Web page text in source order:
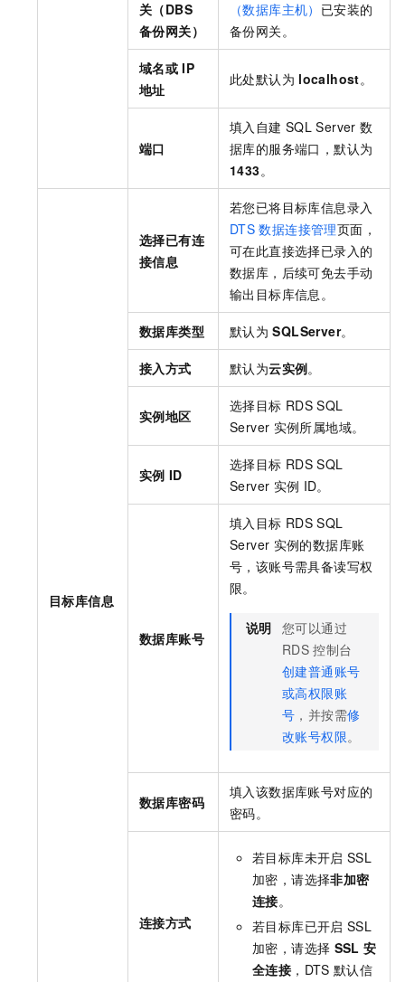
关（DBS
备份网关）
（数据库主机） 已安装的
备份网关。
域名或 IP
地址
此处默认为 localhost。
端口
填入自建 SQL Server 数
据库的服务端口，默认为
1433。
目标库信息
选择已有连
接信息
若您已将目标库信息录入
DTS 数据连接管理页面，
可在此直接选择已录入的
数据库，后续可免去手动
输出目标库信息。
数据库类型 默认为 SQLServer。
接入方式 默认为云实例。
实例地区
选择目标 RDS SQL
Server 实例所属地域。
实例 ID
选择目标 RDS SQL
Server 实例 ID。
数据库账号
填入目标 RDS SQL
Server 实例的数据库账
号，该账号需具备读写权
限。
说明 您可以通过
RDS 控制台
创建普通账号
或高权限账
号 ，并按需修
改账号权限。
数据库密码
填入该数据库账号对应的
密码。
连接方式
若目标库未开启 SSL
加密，请选择非加密
连接。
若目标库已开启 SSL
加密，请选择 SSL 安
全连接 ，DTS 默认信